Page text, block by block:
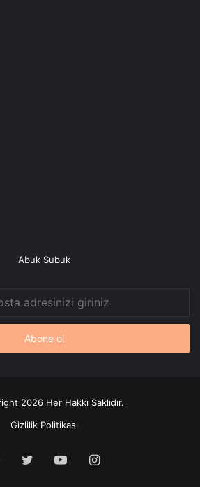
Abuk Subuk
2026 Her Hakkı Saklıdır.
Gizlilik Politikası
Facebook
X YouTubeInstagram